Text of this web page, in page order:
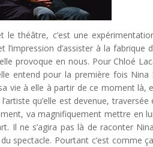
le théâtre, c’est une
d’assister à la fabrique
provoque en nous. Pour Chloé
entend pour la première fois Nina
vie à elle à partir de ce moment là,
qu’elle est devenue,
va magnifiquement mettre en
Il ne s’agira pas là de raconter
spectacle. Pourtant c’est comme